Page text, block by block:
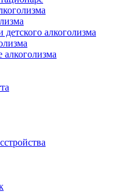
алкоголизма
алкоголизма